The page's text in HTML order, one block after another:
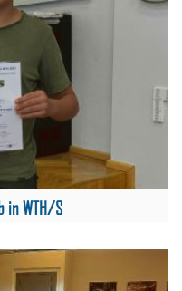
in WTH/S